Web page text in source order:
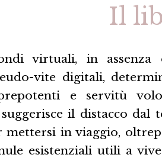
Il
virtuali, in
vite digitali,
e servitù
il distacco
mettersi in viaggio,
esistenziali utili a